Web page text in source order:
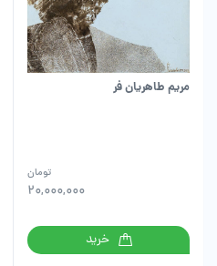
مریم طاهریان فر
20,000,000
تومان
خرید